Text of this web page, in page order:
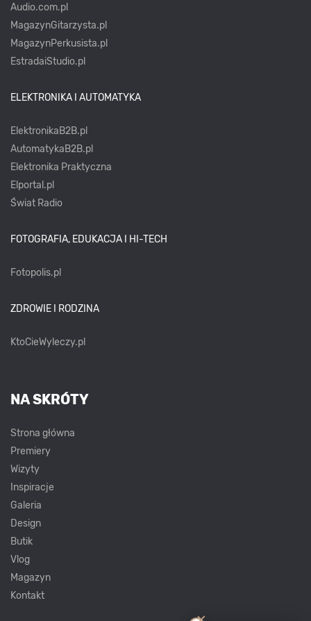
Audio.com.pl
MagazynGitarzysta.pl
MagazynPerkusista.pl
EstradaiStudio.pl
ELEKTRONIKA I AUTOMATYKA
ElektronikaB2B.pl
AutomatykaB2B.pl
Elektronika Praktyczna
Elportal.pl
Świat Radio
FOTOGRAFIA, EDUKACJA I HI-TECH
Fotopolis.pl
ZDROWIE I RODZINA
KtoCieWyleczy.pl
NA SKRÓTY
Strona główna
Premiery
Wizyty
Inspiracje
Galeria
Design
Butik
Vlog
Magazyn
Kontakt